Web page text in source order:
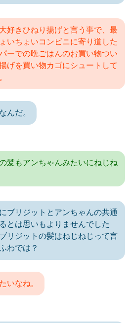
好きひねり揚げと言う事で、最
いちょいコンビニに寄り道した
ーでの晩ごはんのお買い物つい
げを買い物カゴにシュートして
んだ。
髪もアンちゃんみたいにねじね
ブリジットとアンちゃんの共通
とは思いもよりませんでした
リジットの髪はねじねじって言
わでは？
いなね。